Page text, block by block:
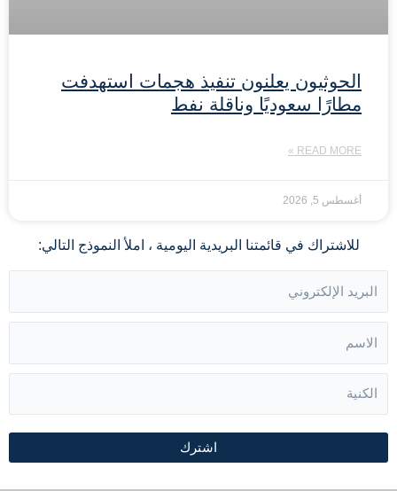
الحوثيون يعلنون تنفيذ هجمات استهدفت
مطارًا سعوديًا وناقلة نفط
READ MORE »
أغسطس 5, 2026
للاشتراك في قائمتنا البريدية اليومية ، املأ النموذج التالي:
اشترك